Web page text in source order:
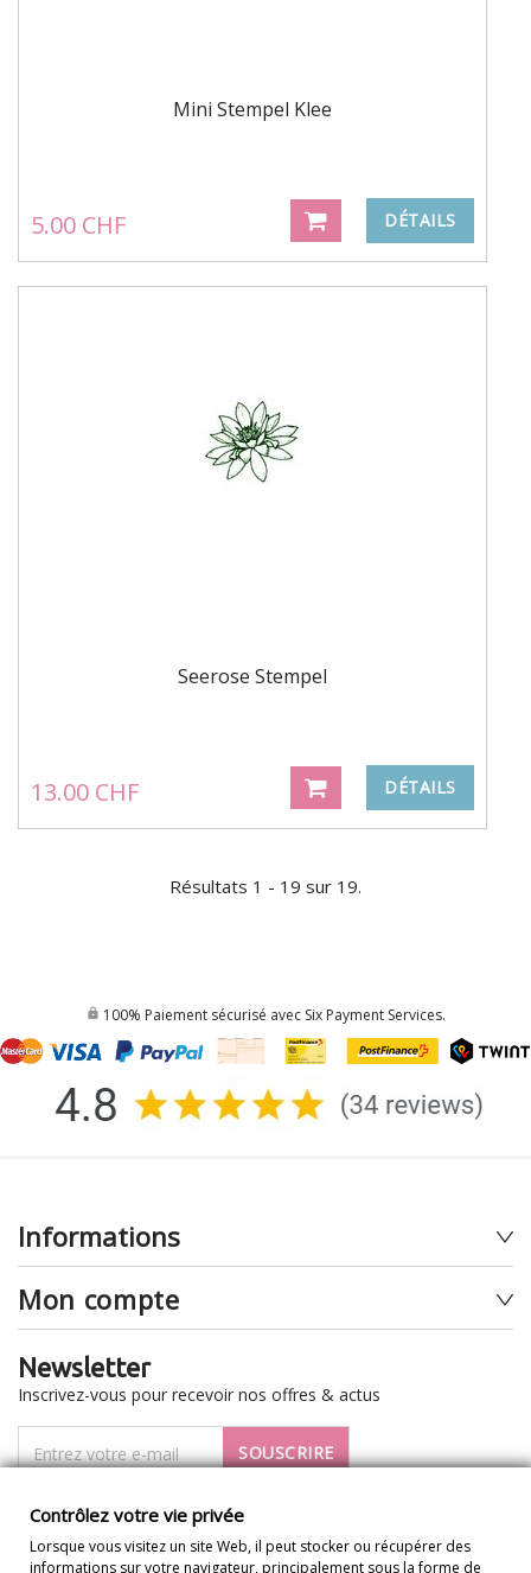
Mini Stempel Klee
5.00 CHF DÉTAILS
Seerose Stempel
13.00 CHF DÉTAILS
Résultats 1 - 19 sur 19.
100% Paiement sécurisé avec Six Payment Services.
Informations
Mon compte
Newsletter
Inscrivez-vous pour recevoir nos offres & actus
SOUSCRIRE
Contrôlez votre vie privée
Lorsque vous visitez un site Web, il peut stocker ou récupérer des
informations sur votre navigateur, principalement sous la forme de